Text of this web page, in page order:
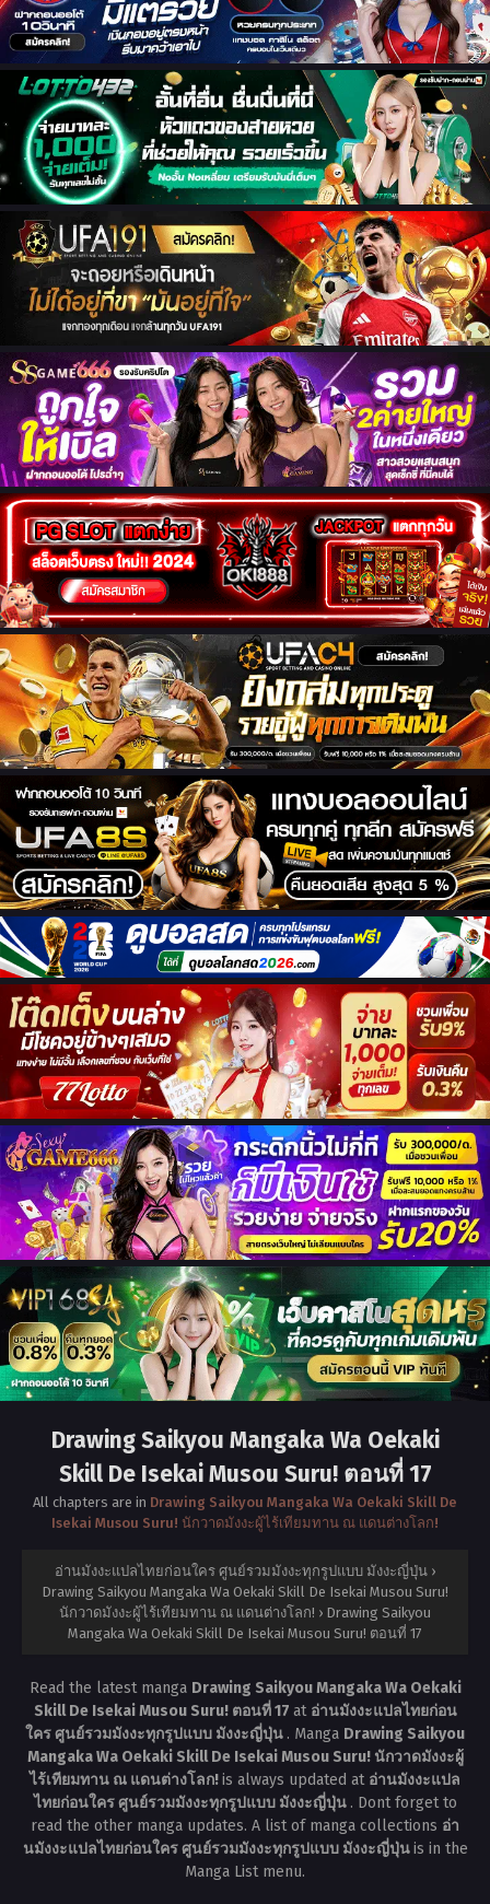
Drawing Saikyou Mangaka Wa Oekaki
Skill De Isekai Musou Suru! ตอนที่ 17
All chapters are in Drawing Saikyou Mangaka Wa Oekaki Skill De
Isekai Musou Suru! นักวาดมังงะผู้ไร้เทียมทาน ณ แดนต่างโลก!
อ่านมังงะแปลไทยก่อนใคร ศูนย์รวมมังงะทุกรูปแบบ มังงะญี่ปุ่น ›
Drawing Saikyou Mangaka Wa Oekaki Skill De Isekai Musou Suru!
นักวาดมังงะผู้ไร้เทียมทาน ณ แดนต่างโลก! › Drawing Saikyou
Mangaka Wa Oekaki Skill De Isekai Musou Suru! ตอนที่ 17
Read the latest manga Drawing Saikyou Mangaka Wa Oekaki
Skill De Isekai Musou Suru! ตอนที่ 17 at อ่านมังงะแปลไทยก่อน
ใคร ศูนย์รวมมังงะทุกรูปแบบ มังงะญี่ปุ่น . Manga Drawing Saikyou
Mangaka Wa Oekaki Skill De Isekai Musou Suru! นักวาดมังงะผู้
ไร้เทียมทาน ณ แดนต่างโลก!is always updated at อ่านมังงะแปล
ไทยก่อนใคร ศูนย์รวมมังงะทุกรูปแบบ มังงะญี่ปุ่น . Dont forget to
read the other manga updates. A list of manga collections อ่า
นมังงะแปลไทยก่อนใคร ศูนย์รวมมังงะทุกรูปแบบ มังงะญี่ปุ่นis in the
Manga List menu.